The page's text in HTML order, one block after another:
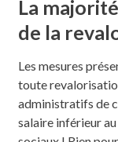
La
de la
Les mesures
toute
administratifs de
salaire inférieur